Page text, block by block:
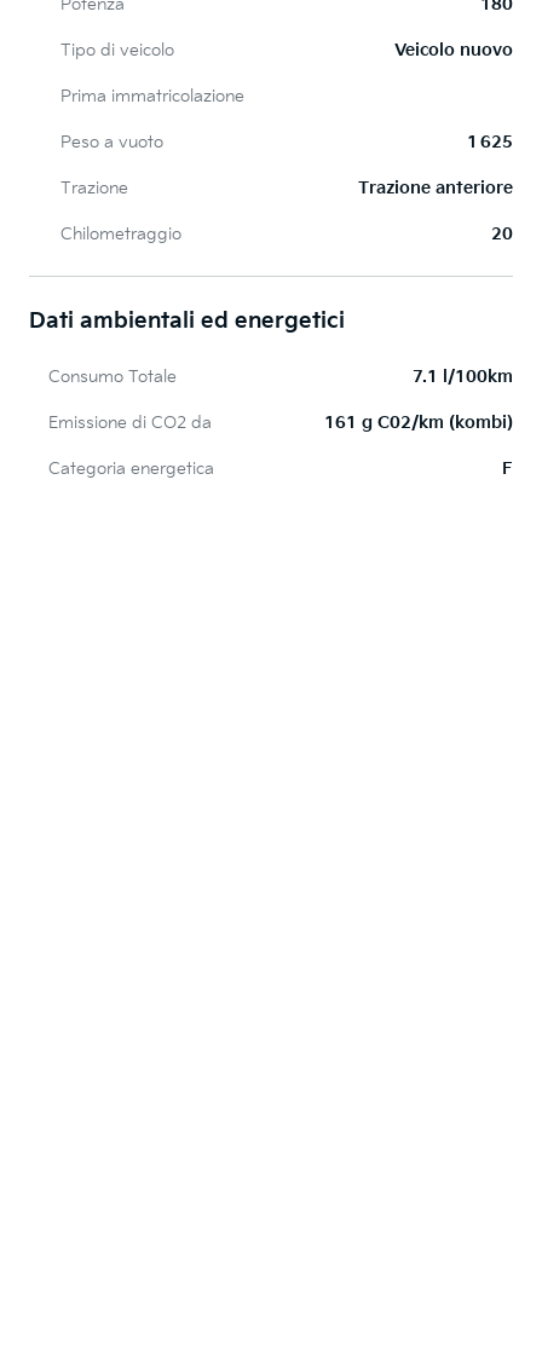
Potenza 180
Tipo di veicolo Veicolo nuovo
Prima immatricolazione
Peso a vuoto 1 625
Trazione Trazione anteriore
Chilometraggio 20
Dati ambientali ed energetici
Consumo Totale 7.1 l/100km
Emissione di CO2 da 161 g C02/km (kombi)
Categoria energetica F